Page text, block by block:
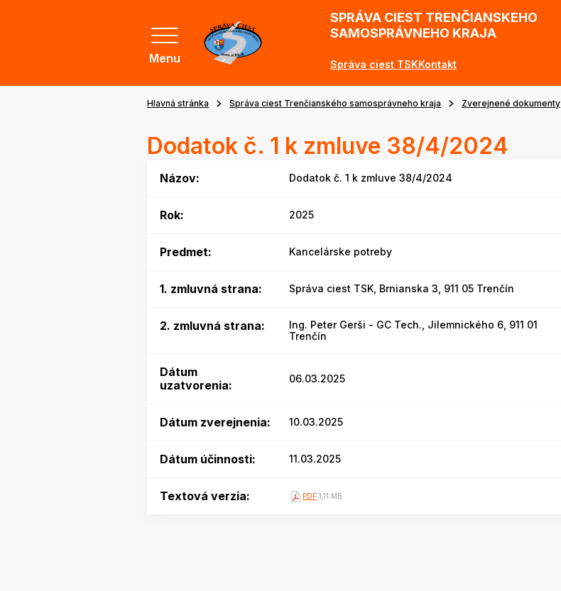
Menu
SPRÁVA CIEST TRENČIANSKEHO
SAMOSPRÁVNEHO KRAJA
Správa ciest TSKKontakt
Hlavná stránka Správa ciest Trenčianského samosprávneho kraja Zverejnené dokumenty
Dodatok č. 1 k zmluve 38/4/2024
Názov: Dodatok č. 1 k zmluve 38/4/2024
Rok: 2025
Predmet: Kancelárske potreby
1. zmluvná strana: Správa ciest TSK, Brnianska 3, 911 05 Trenčín
2. zmluvná strana:
Ing. Peter Gerši - GC Tech., Jilemnického 6, 911 01
Trenčín
Dátum
uzatvorenia:
06.03.2025
Dátum zverejnenia: 10.03.2025
Dátum účinnosti: 11.03.2025
Textová verzia: PDF 1,11 MB